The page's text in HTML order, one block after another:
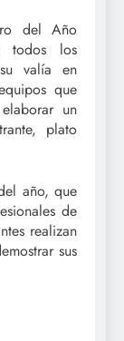
del Año
todos los
valía en
que
un
plato
año, que
de
realizan
sus